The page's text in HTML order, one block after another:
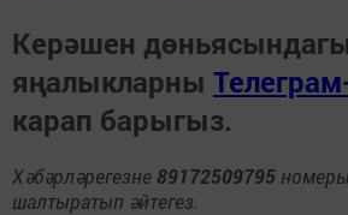
Керәшен
яңалыкларны
карап барыгыз.
Хәбәрләрегезне 89172509795
шалтыратып әйтегез.